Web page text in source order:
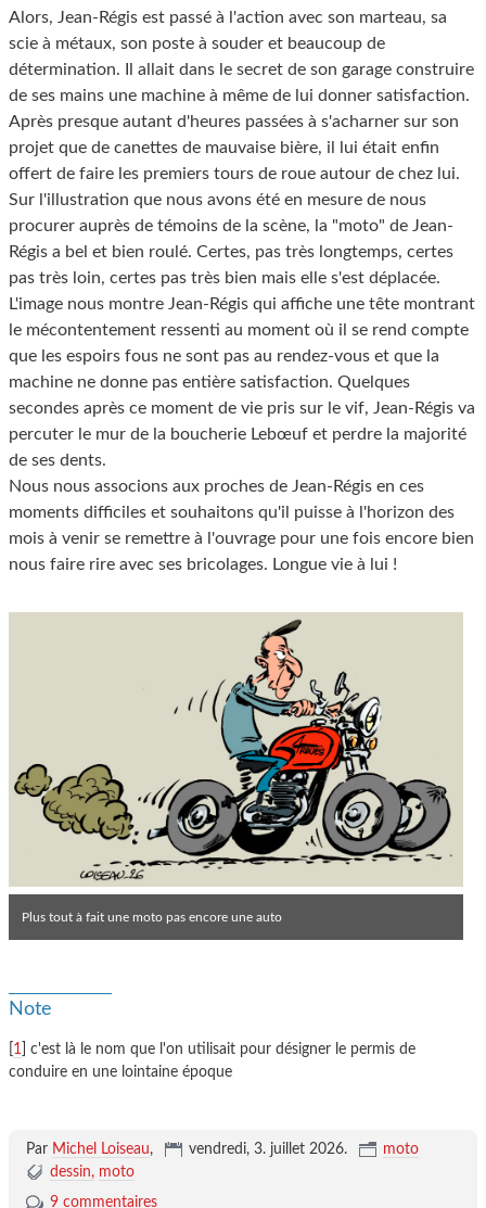
Alors, Jean-Régis est passé à l'action avec son marteau, sa
scie à métaux, son poste à souder et beaucoup de
détermination. Il allait dans le secret de son garage construire
de ses mains une machine à même de lui donner satisfaction.
Après presque autant d'heures passées à s'acharner sur son
projet que de canettes de mauvaise bière, il lui était enfin
offert de faire les premiers tours de roue autour de chez lui.
Sur l'illustration que nous avons été en mesure de nous
procurer auprès de témoins de la scène, la "moto" de Jean-
Régis a bel et bien roulé. Certes, pas très longtemps, certes
pas très loin, certes pas très bien mais elle s'est déplacée.
L'image nous montre Jean-Régis qui affiche une tête montrant
le mécontentement ressenti au moment où il se rend compte
que les espoirs fous ne sont pas au rendez-vous et que la
machine ne donne pas entière satisfaction. Quelques
secondes après ce moment de vie pris sur le vif, Jean-Régis va
percuter le mur de la boucherie Lebœuf et perdre la majorité
de ses dents.
Nous nous associons aux proches de Jean-Régis en ces
moments difficiles et souhaitons qu'il puisse à l'horizon des
mois à venir se remettre à l'ouvrage pour une fois encore bien
nous faire rire avec ses bricolages. Longue vie à lui !
Plus tout à fait une moto pas encore une auto
Note
1 ] c'est là le nom que l'on utilisait pour désigner le permis de
conduire en une lointaine époque
Par Michel Loiseau, vendredi, 3. juillet 2026.
moto
dessin
moto
9 commentaires